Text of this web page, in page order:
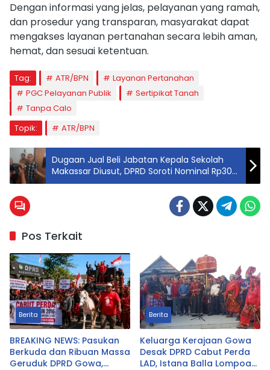
Dengan informasi yang jelas, pelayanan yang ramah,
dan prosedur yang transparan, masyarakat dapat
mengakses layanan pertanahan secara lebih aman,
hemat, dan sesuai ketentuan.
Tag: ATR/BPN
Layanan Pertanahan
PGC Pelayanan Publik
Sertipikat Tanah
Tanpa Calo
Topik:
ATR/BPN
Dugaan Jual Beli Jabatan Kepala Sekolah
Makassar Diusut, DPRD Soroti Nominal Rp30
Juta hingga Rp50 Juta
Pos Terkait
Berita
BREAKING NEWS: Pasukan
Berkuda dan Ribuan Massa
Geruduk DPRD Gowa,
Berita
Keluarga Kerajaan Gowa
Desak DPRD Cabut Perda
LAD, Istana Balla Lompoa